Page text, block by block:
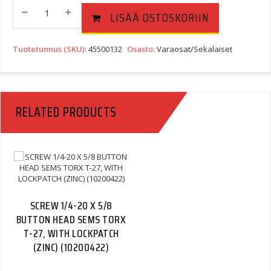
HSHCS,M8X1.25-
Quantity
LISÄÄ OSTOSKORIIN
Tuotetunnus (SKU):45500132 Osasto:Varaosat/Sekalaiset
RELATED PRODUCTS
SCREW 1/4-20 X 5/8
BUTTON HEAD SEMS TORX
T-27, WITH LOCKPATCH
(ZINC) (10200422)